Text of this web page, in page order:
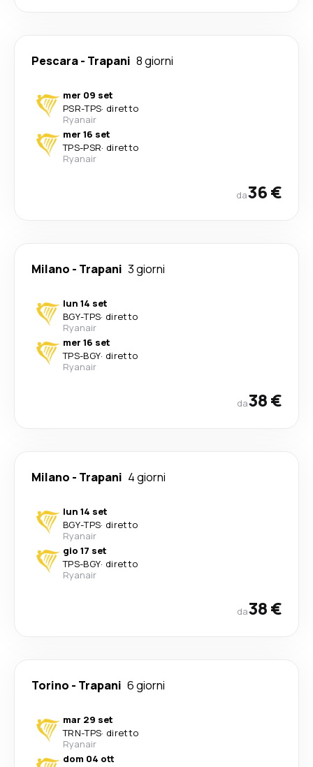
Pescara- Trapani 8 giorni
mer 09 set
PSR-TPS· diretto
Ryanair
mer 16 set
TPS-PSR· diretto
Ryanair
da36 €
Milano - Trapani 3 giorni
lun 14 set
BGY-TPS· diretto
Ryanair
mer 16 set
TPS-BGY· diretto
Ryanair
da38 €
Milano - Trapani 4 giorni
lun 14 set
BGY-TPS· diretto
Ryanair
gio 17 set
TPS-BGY· diretto
Ryanair
da38 €
Torino - Trapani 6 giorni
mar 29 set
TRN-TPS· diretto
Ryanair
dom 04 ott